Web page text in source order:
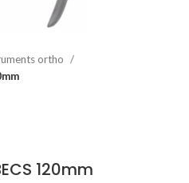
ortho
120mm